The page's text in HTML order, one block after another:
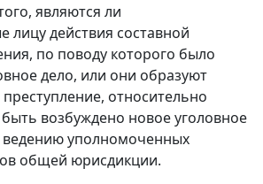
являются ли
лицу действия составной
по поводу которого было
дело, или они образуют
относительно
возбуждено новое уголовное
ведению уполномоченных
общей юрисдикции.